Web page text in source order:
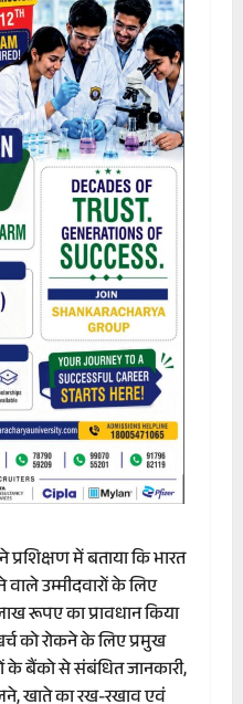
में बताया कि भारत
वाले उम्मीदवारों के लिए
रूपए का प्रावधान किया
को रोकने के लिए प्रमुख
के बैंको से संबंधित जानकारी,